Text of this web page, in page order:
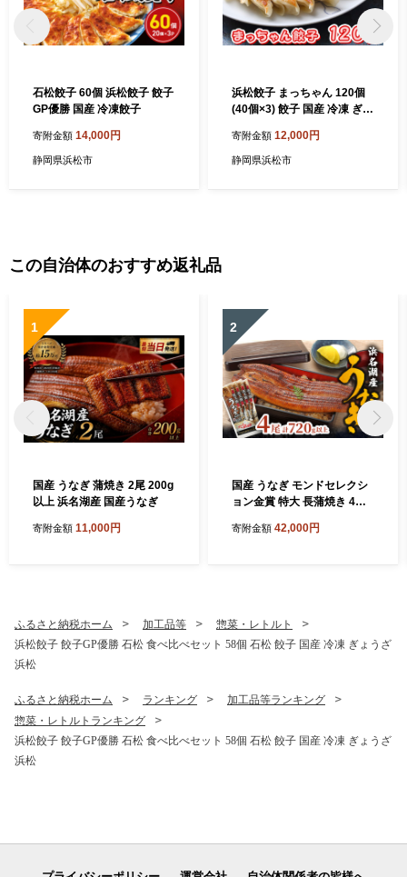
石松餃子 60個 浜松餃子 餃子
GP優勝 国産 冷凍餃子
寄附金額 14,000円
静岡県浜松市
浜松餃子 まっちゃん 120個
(40個×3) 餃子 国産 冷凍 ぎょ
寄附金額 12,000円
静岡県浜松市
この自治体のおすすめ返礼品
1
国産 うなぎ 蒲焼き 2尾 200g
以上 浜名湖産 国産うなぎ
寄附金額 11,000円
2
国産 うなぎ モンドセレクシ
ョン金賞 特大 長蒲焼き 4尾
真空パック
寄附金額 42,000円
ふるさと納税ホーム 加工品等
惣菜・レトルト
浜松餃子 餃子GP優勝 石松 食べ比べセット 58個 石松 餃子 国産 冷凍 ぎょうざ
浜松
ふるさと納税ホーム ランキング
加工品等ランキング
惣菜・レトルトランキング
浜松餃子 餃子GP優勝 石松 食べ比べセット 58個 石松 餃子 国産 冷凍 ぎょうざ
浜松